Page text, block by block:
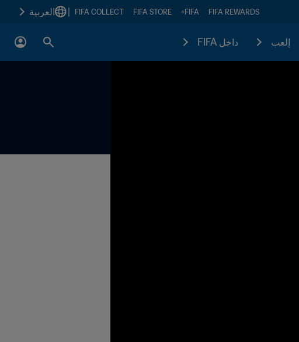
FIFA REWARDS
FIFA+
FIFA STORE
FIFA COLLECT العربية
إلعب داخل FIFA